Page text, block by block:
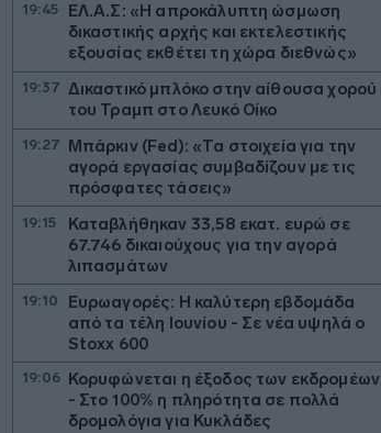
19:45
ΕΛ.Α.Σ: «Η απροκάλυπτη ώσμωση
δικαστικής αρχής και εκτελεστικής
εξουσίας εκθέτει τη χώρα διεθνώς»
19:37 Δικαστικό μπλόκο στην αίθουσα χορού
του Τραμπ στο Λευκό Οίκο
19:27 Μπάρκιν (Fed): «Τα στοιχεία για την
αγορά εργασίας συμβαδίζουν με τις
πρόσφατες τάσεις»
19:15
Καταβλήθηκαν 33,58 εκατ. ευρώ σε
67.746 δικαιούχους για την αγορά
λιπασμάτων
19:10
Ευρωαγορές: Η καλύτερη εβδομάδα
από τα τέλη Ιουνίου - Σε νέα υψηλά ο
Stoxx 600
19:06 Κορυφώνεται η έξοδος των εκδρομέων
- Στο 100% η πληρότητα σε πολλά
δρομολόγια για Κυκλάδες